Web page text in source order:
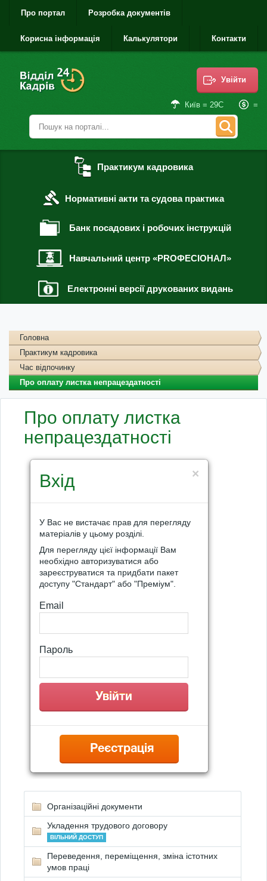
Про портал Розробка документів
Корисна інформація Калькулятори Контакти
Увійти
Київ = 29С =
Практикум кадровика
Нормативні акти та судова практика
Банк посадових і робочих інструкцій
Навчальний центр «PROФЕСІОНАЛ»
Електронні версії друкованих видань
Головна
Практикум кадровика
Час відпочинку
Про оплату листка непрацездатності
Про оплату листка
непрацездатності
×
Вхід
У Вас не вистачає прав для перегляду
матеріалів у цьому розділі.
Для перегляду цієї інформації Вам
необхідно авторизуватися або
зареєструватися та придбати пакет
доступу "Стандарт" або "Преміум".
Email
Пароль
Реєстрація
Організаційні документи
Укладення трудового договору
ВІЛЬНИЙ ДОСТУП
Переведення, переміщення, зміна істотних
умов праці